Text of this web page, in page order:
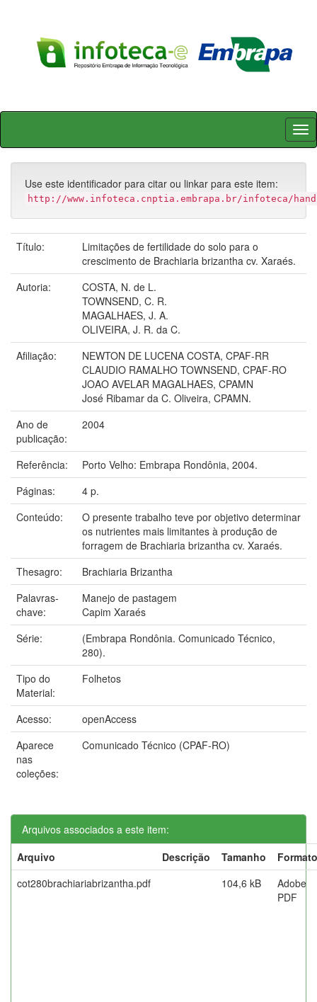
Skip
Use este identificador para citar ou linkar para este item:
http://www.infoteca.cnptia.embrapa.br/infoteca/
Título:
Limitações de fertilidade do solo para o
crescimento de Brachiaria brizantha cv. Xaraés.
Autoria:
COSTA, N. de L.
TOWNSEND, C. R.
MAGALHAES, J. A.
OLIVEIRA, J. R. da C.
Afiliação:
NEWTON DE LUCENA COSTA, CPAF-RR
CLAUDIO RAMALHO TOWNSEND, CPAF-RO
JOAO AVELAR MAGALHAES, CPAMN
José Ribamar da C. Oliveira, CPAMN.
Ano de
publicação:
2004
Referência:
Porto Velho: Embrapa Rondônia, 2004.
Páginas:
4 p.
Conteúdo:
O presente trabalho teve por objetivo determinar
os nutrientes mais limitantes à produção de
forragem de Brachiaria brizantha cv. Xaraés.
Thesagro:
Brachiaria Brizantha
Palavras-
chave:
Manejo de pastagem
Capim Xaraés
Série:
(Embrapa Rondônia. Comunicado Técnico,
280).
Tipo do
Material:
Folhetos
Acesso:
openAccess
Aparece
nas
coleções:
Comunicado Técnico (CPAF-RO)
Arquivos associados a este item:
Arquivo
Descrição Tamanho
Formato
cot280brachiariabrizantha.pdf
104,6 kB
Adobe
PDF